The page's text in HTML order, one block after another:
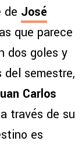
de José
que parece
dos goles y
semestre,
Carlos
través de su
es